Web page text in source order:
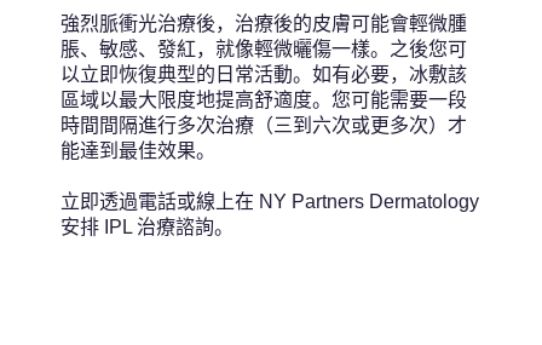
強烈脈衝光治療後，治療後的皮膚可能會輕微腫
脹、敏感、發紅，就像輕微曬傷一樣。之後您可
以立即恢復典型的日常活動。如有必要，冰敷該
區域以最大限度地提高舒適度。您可能需要一段
時間間隔進行多次治療（三到六次或更多次）才
能達到最佳效果。
立即透過電話或線上在 NY Partners Dermatology
安排 IPL 治療諮詢。